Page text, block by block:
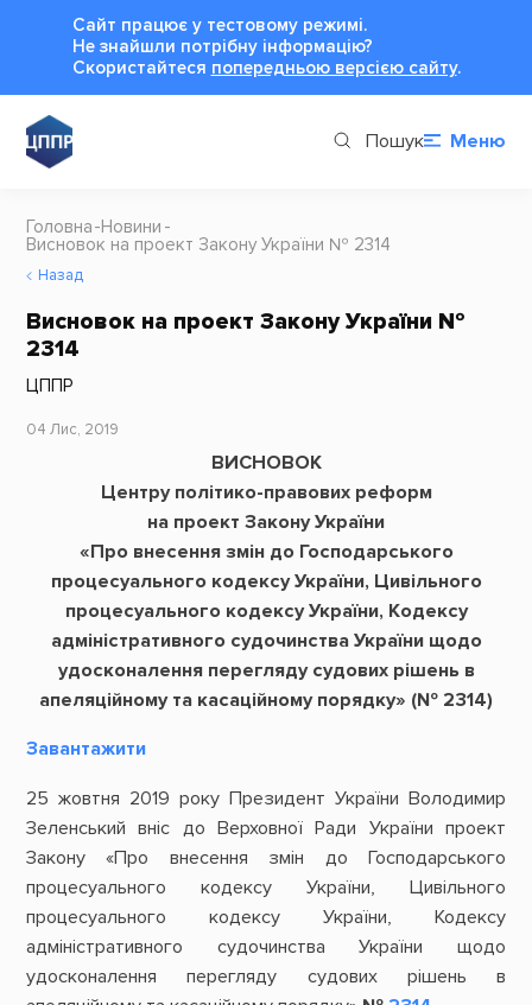
Сайт працює у тестовому режимі.
Не знайшли потрібну інформацію?
Cкористайтеся попередньою версією сайту.
Пошук Меню
Головна Новини
Висновок на проект Закону України № 2314
Назад
Висновок на проект Закону України №
2314
ЦППР
04 Лис, 2019
ВИСНОВОК
Центру політико-правових реформ
на проект Закону України
«Про внесення змін до Господарського
процесуального кодексу України, Цивільного
процесуального кодексу України, Кодексу
адміністративного судочинства України щодо
удосконалення перегляду судових рішень в
апеляційному та касаційному порядку» (№ 2314)
Завантажити
25 жовтня 2019 року Президент України Володимир
Зеленський вніс до Верховної Ради України проект
Закону «Про внесення змін до Господарського
процесуального кодексу України, Цивільного
процесуального кодексу України, Кодексу
адміністративного судочинства України щодо
удосконалення перегляду судових рішень в